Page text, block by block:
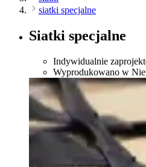
siatki specjalne
Siatki specjalne
Indywidualnie
Wyprodukowano w